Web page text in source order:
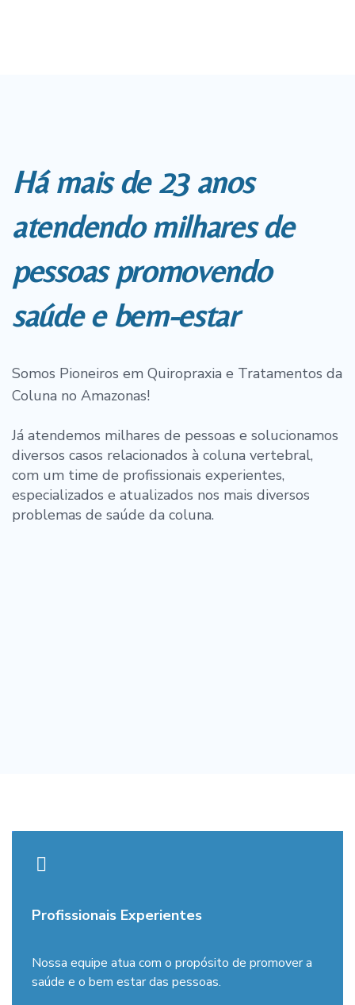
Há mais de 23 anos
atendendo milhares de
pessoas promovendo
saúde e bem-estar
Somos Pioneiros em Quiropraxia e Tratamentos da
Coluna no Amazonas!
Já atendemos milhares de pessoas e solucionamos
diversos casos relacionados à coluna vertebral,
com um time de profissionais experientes,
especializados e atualizados nos mais diversos
problemas de saúde da coluna.
Profissionais Experientes
Nossa equipe atua com o propósito de promover a
saúde e o bem estar das pessoas.